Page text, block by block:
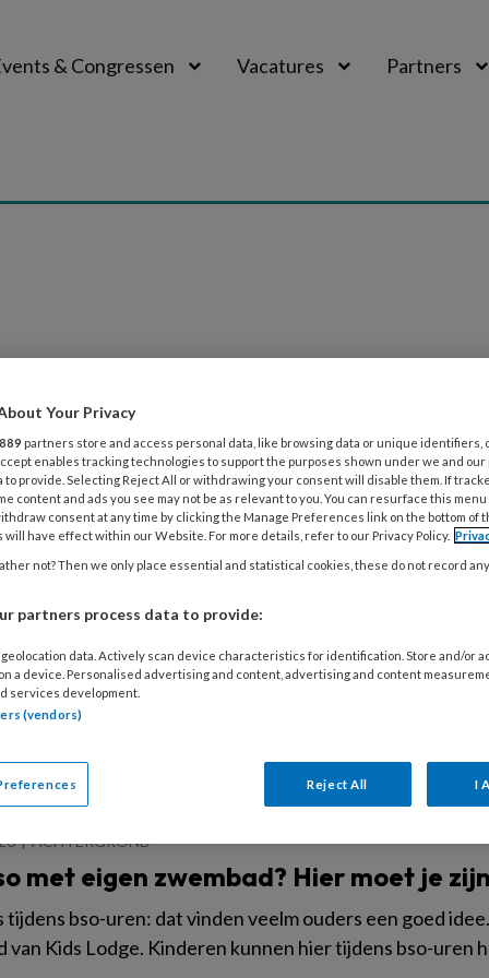
& Congressen Vacatures Partners
voor kids? Eerst zorgen voor jezelf! 6
kinderen is super, maar soms ook pittig. Goed voor
blijven werken. Zes tips & tricks om elke dag weer fit
PEDAGOGISCH PROFESSIONAL
die je bijblijven: ‘Achteraf denk ik:
in de 'piemelfase' op onze bso-groep: wij keken er niet
het verhaal anders en ineens werd het protocol
ACHTERGROND
met eigen zwembad? Hier moet je zijn
tijdens bso-uren: dat vinden veelm ouders een goed
van Kids Lodge. Kinderen kunnen hier tijdens bso-uren
Your Privacy
889 partners store and access personal data, like browsing data or unique identifiers,
enables tracking technologies to support the purposes shown under we and
to provide. Selecting Reject All or withdrawing your consent will disable them. If
content and ads you see may not be as relevant to you. You can resurface this
consent at any time by clicking the Manage Preferences link on the bottom of
will have effect within our Website. For more details, refer to our Privacy Policy.
not? Then we only place essential and statistical cookies, these do not record
partners process data to provide:
data. Actively scan device characteristics for identification. Store and/or
a device. Personalised advertising and content, advertising and content
services development.
(vendors)
Reject All I